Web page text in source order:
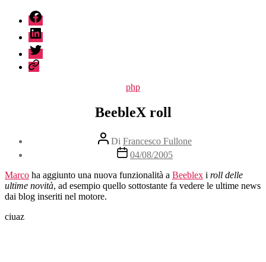
fb
linkedin
twitter
sessionize
Categorie
php
BeebleX roll
Autore
articolo
Di Francesco Fullone
Data
dell'articolo
04/08/2005
Marco ha aggiunto una nuova funzionalità a Beeblex i roll delle
ultime novità, ad esempio quello sottostante fa vedere le ultime news
dai blog inseriti nel motore.
ciuaz